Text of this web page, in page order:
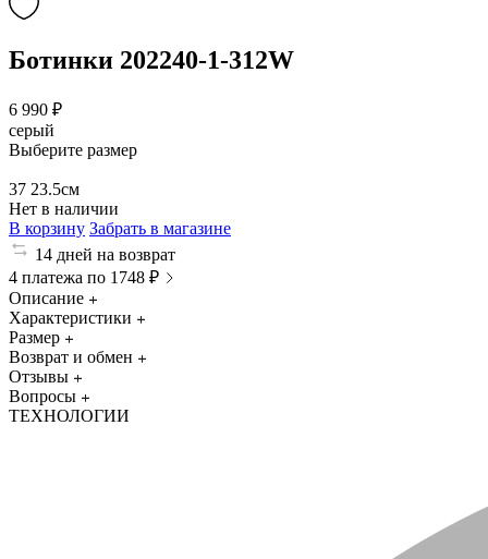
Ботинки 202240-1-312W
6 990 ₽
серый
Выберите размер
37 23.5см
Нет в наличии
В корзину Забрать в магазине
14 дней на возврат
4 платежа по 1748 ₽
Описание
Характеристики
Размер
Возврат и обмен
Отзывы
Вопросы
ТЕХНОЛОГИИ